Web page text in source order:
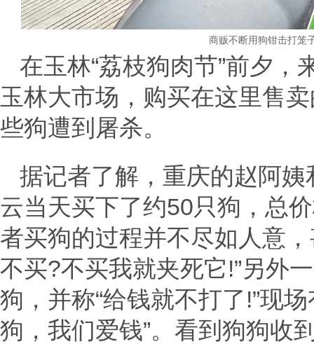
商贩不断用狗钳击打笼
在玉林“荔枝狗肉节”前夕
玉林大市场，购买在这里售
些狗遭到屠杀。
据记者了解，重庆的赵阿姨
云当天买下了约50只狗，总
者买狗的过程并不尽如人意
不买?不买我就夹死它!”另外
狗，并称“给钱就不打了!”现
狗，我们爱钱”。看到狗狗收